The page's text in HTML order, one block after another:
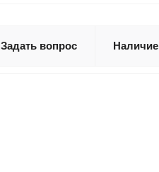
Задать вопрос Наличие